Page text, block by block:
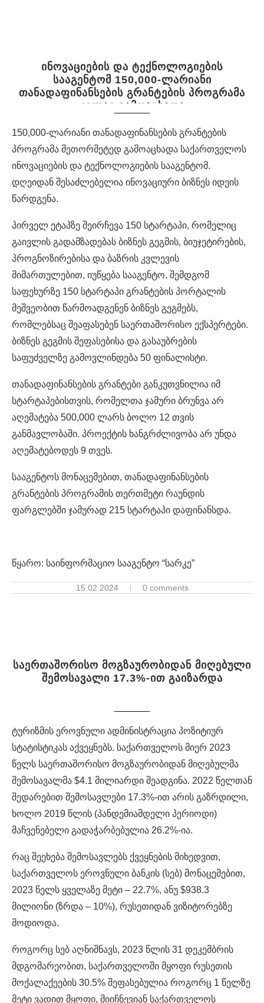
ინოვაციების და ტექნოლოგიების
სააგენტომ 150,000-ლარიანი
თანადაფინანსების გრანტების პროგრამა
კვლავ გამოაცხადა
150,000-ლარიანი თანადაფინანსების გრანტების
პროგრამა მეთორმეტედ გამოაცხადა საქართველოს
ინოვაციების და ტექნოლოგიების სააგენტომ.
დღეიდან შესაძლებელია ინოვაციური ბიზნეს იდეის
წარდგენა.
პირველ ეტაპზე შეირჩევა 150 სტარტაპი, რომელიც
გაივლის გადამზადებას ბიზნეს გეგმის, ბიუჯეტირების,
პროგნოზირებისა და ბაზრის კვლევის
მიმართულებით, იუწყება სააგენტო. შემდგომ
საფეხურზე 150 სტარტაპი გრანტების პორტალის
მეშვეობით წარმოადგენენ ბიზნეს გეგმებს,
რომლებსაც შეაფასებენ საერთაშორისო ექსპერტები.
ბიზნეს გეგმის შეფასებისა და გასაუბრების
საფუძველზე გამოვლინდება 50 ფინალისტი.
თანადაფინანსების გრანტები განკუთვნილია იმ
სტარტაპებისთვის, რომელთა ჯამური ბრუნვა არ
აღემატება 500,000 ლარს ბოლო 12 თვის
განმავლობაში. პროექტის ხანგრძლივობა არ უნდა
აღემატებოდეს 9 თვეს.
სააგენტოს მონაცემებით, თანადაფინანსების
გრანტების პროგრამის თერთმეტი რაუნდის
ფარგლებში ჯამურად 215 სტარტაპი დაფინანსდა.
წყარო: საინფორმაციო სააგენტო “სარკე”
15.02.2024 0 comments
საერთაშორისო მოგზაურობიდან მიღებული
შემოსავალი 17.3%-ით გაიზარდა
ტურიზმის ეროვნული ადმინისტრაცია პოზიტიურ
სტატისტიკას აქვეყნებს. საქართველოს მიერ 2023
წელს საერთაშორისო მოგზაურობიდან მიღებულმა
შემოსავალმა $4.1 მილიარდი შეადგინა. 2022 წელთან
შედარებით შემოსავლები 17.3%-ით არის გაზრდილი,
ხოლო 2019 წლის (პანდემიამდელი პერიოდი)
მაჩვენებელი გადაჭარბებულია 26.2%-ია.
რაც შეეხება შემოსავლებს ქვეყნების მიხედვით,
საქართველოს ეროვნული ბანკის (სებ) მონაცემებით,
2023 წელს ყველაზე მეტი – 22.7%, ანუ $938.3
მილიონი (ზრდა – 10%), რუსეთიდან ვიზიტორებზე
მოდიოდა.
როგორც სებ აღნიშნავს, 2023 წლის 31 დეკემბრის
მდგომარეობით, საქართველოში მყოფი რუსეთის
მოქალაქეების 30.5% შეფასებულია როგორც 1 წელზე
მეტი ვადით მყოფი, მიიჩნევიან საქართველოს